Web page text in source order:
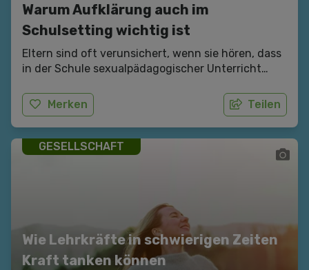
Warum Aufklärung auch im
Schulsetting wichtig ist
Eltern sind oft verunsichert, wenn sie hören, dass
in der Schule sexualpädagogischer Unterricht
Sexualpädagogik im Unterricht umfasst, warum es
wichtig ist, in einem geschützen Rahmen Raum
für Fragen zu eröffnen und wieso
sexualpädagogischer Unterricht auch Eltern und
Merken Teilen
Wie Lehrkräfte in schwierigen Zeiten
Kraft tanken können
GESELLSCHAFT